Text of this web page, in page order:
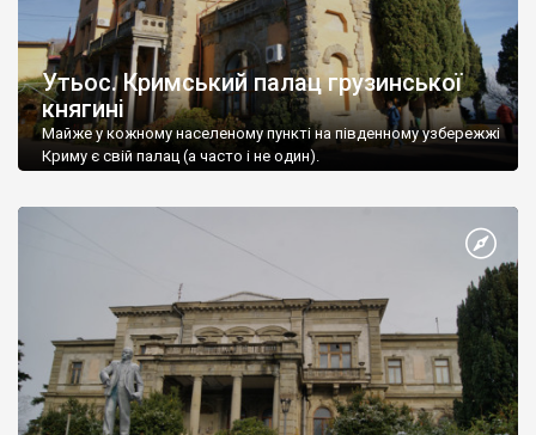
Утьос. Кримський палац грузинської
княгині
Майже у кожному населеному пункті на південному узбережжі
Криму є свій палац (а часто і не один).